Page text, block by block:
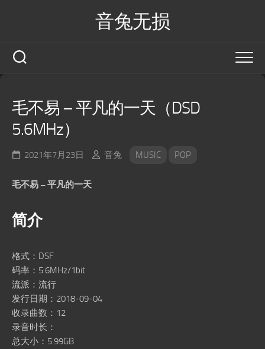
音兔无损
毛不易 – 平凡的一天（DSD
5.6MHz）
2021年7月23日 音兔 MUSIC POP
毛不易 – 平凡的一天
简介
格式：DSF
码率：5.6MHz/1bit
流派：流行
发行日期：2018-09-04
收录曲数：12
录音时长：
总大小：5.99GB